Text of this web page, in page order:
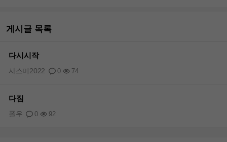
게시글 목록
다시시작
0 74
사스미2022
다짐
0 92
폴우